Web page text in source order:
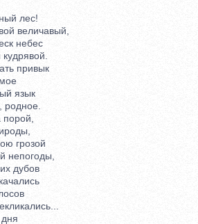
лес!
величавый,
небес
привык
язык
грозой
дубов